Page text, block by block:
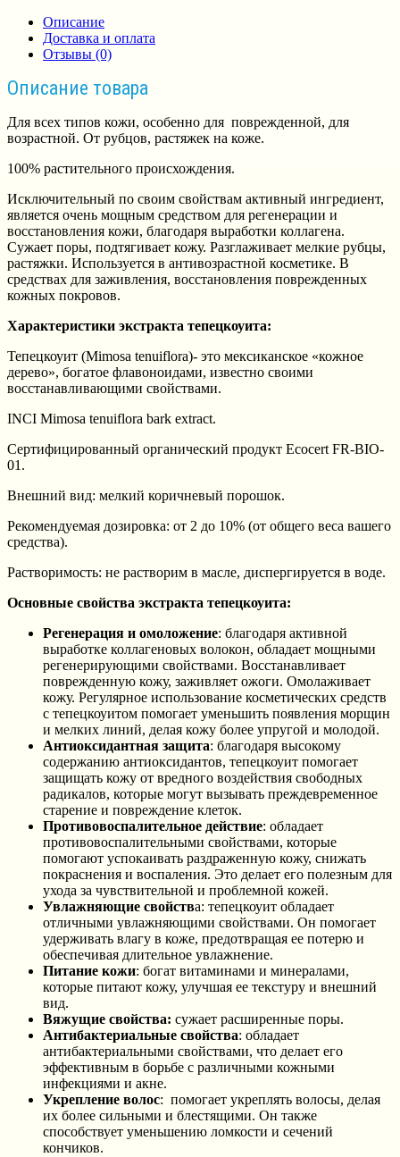
Описание
Доставка и оплата
Отзывы (0)
Описание товара
Для всех типов кожи, особенно для поврежденной, для
возрастной. От рубцов, растяжек на коже.
100% растительного происхождения.
Исключительный по своим свойствам активный ингредиент,
является очень мощным средством для регенерации и
восстановления кожи, благодаря выработки коллагена.
Сужает поры, подтягивает кожу. Разглаживает мелкие рубцы,
растяжки. Используется в антивозрастной косметике. В
средствах для заживления, восстановления поврежденных
кожных покровов.
Характеристики экстракта тепецкоуита:
Тепецкоуит (Mimosa tenuiflora)- это мексиканское «кожное
дерево», богатое флавоноидами, известно своими
восстанавливающими свойствами.
INCI Mimosa tenuiflora bark extract.
Сертифицированный органический продукт Ecocert FR-BIO-
01.
Внешний вид: мелкий коричневый порошок.
Рекомендуемая дозировка: от 2 до 10% (от общего веса вашего
средства).
Растворимость: не растворим в масле, диспергируется в воде.
Основные свойства экстракта тепецкоуита:
Регенерация и омоложение: благодаря активной
выработке коллагеновых волокон, обладает мощными
регенерирующими свойствами. Восстанавливает
поврежденную кожу, заживляет ожоги. Омолаживает
кожу. Регулярное использование косметических средств
с тепецкоуитом помогает уменьшить появления морщин
и мелких линий, делая кожу более упругой и молодой.
Антиоксидантная защита: благодаря высокому
содержанию антиоксидантов, тепецкоуит помогает
защищать кожу от вредного воздействия свободных
радикалов, которые могут вызывать преждевременное
старение и повреждение клеток.
Противовоспалительное действие: обладает
противовоспалительными свойствами, которые
помогают успокаивать раздраженную кожу, снижать
покраснения и воспаления. Это делает его полезным для
ухода за чувствительной и проблемной кожей.
Увлажняющие свойства: тепецкоуит обладает
отличными увлажняющими свойствами. Он помогает
удерживать влагу в коже, предотвращая ее потерю и
обеспечивая длительное увлажнение.
Питание кожи: богат витаминами и минералами,
которые питают кожу, улучшая ее текстуру и внешний
вид.
Вяжущие свойства: сужает расширенные поры.
Антибактериальные свойства: обладает
антибактериальными свойствами, что делает его
эффективным в борьбе с различными кожными
инфекциями и акне.
Укрепление волос: помогает укреплять волосы, делая
их более сильными и блестящими. Он также
способствует уменьшению ломкости и сечений
кончиков.